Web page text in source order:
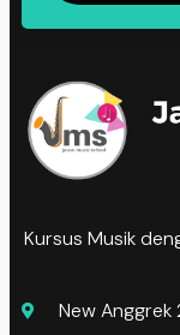
Kursus Musik
New Anggrek